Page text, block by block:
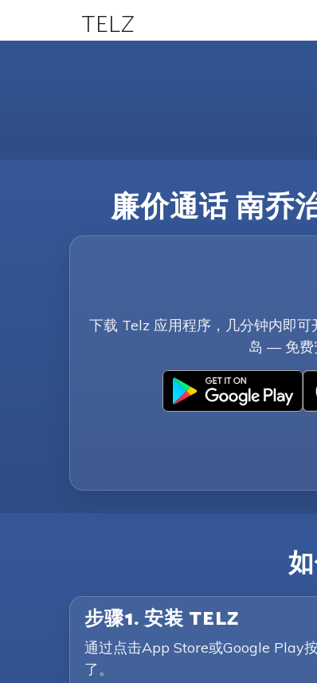
TELZ
廉价通话 南乔
下载 Telz 应用程序，几分钟内即
岛 — 免费
步骤1. 安装 TELZ
通过点击App Store或Google Play
了。